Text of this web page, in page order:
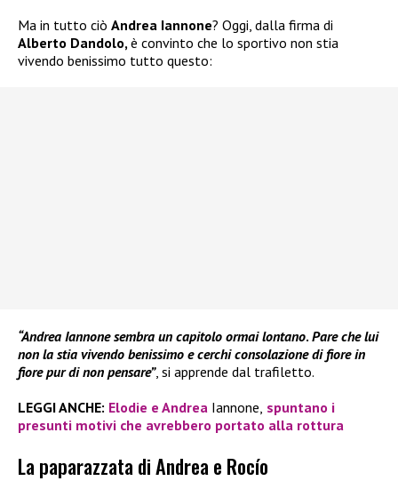
Ma in tutto ciò Andrea Iannone? Oggi, dalla firma di
Alberto Dandolo,è convinto che lo sportivo non stia
vivendo benissimo tutto questo:
“Andrea Iannone sembra un capitolo ormai lontano. Pare che lui
non la stia vivendo benissimo e cerchi consolazione di fiore in
fiore pur di non pensare”, si apprende dal trafiletto.
LEGGI ANCHE: Elodie e Andrea Iannone, spuntano i
presunti motivi che avrebbero portato alla rottura
La paparazzata di Andrea e Rocío